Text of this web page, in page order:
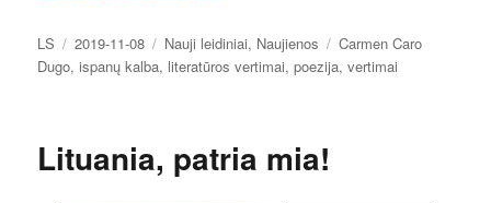
Autorius
LS Paskelbta
2019-11-08 Kategorijos
Nauji leidiniai, Naujienos Žymos
Carmen Caro
Dugo,ispanų kalba, literatūros vertimai,poezija,vertimai
Lituania, patria mia!